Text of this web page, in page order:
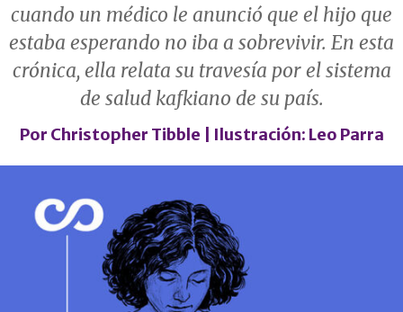
cuando un médico le anunció que el hijo que
estaba esperando no iba a sobrevivir. En esta
crónica, ella relata su travesía por el sistema
de salud kafkiano de su país.
Por Christopher Tibble | Ilustración: Leo Parra